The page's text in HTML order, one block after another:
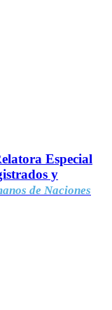
Especial
y
de Naciones